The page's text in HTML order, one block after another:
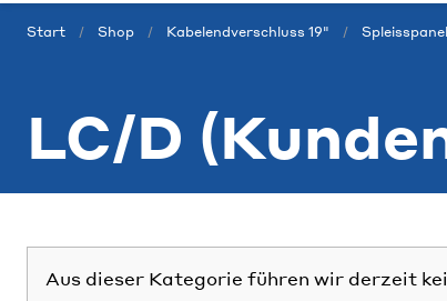
Start Shop Kabelendverschluss 19"
LC/D
Aus dieser Kategorie führen wir derzeit